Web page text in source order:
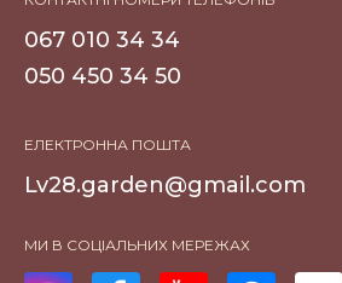
067 010 34 34
050 450 34 50
ЕЛЕКТРОННА ПОШТА
Lv28.garden@gmail.com
МИ В СОЦІАЛЬНИХ МЕРЕЖАХ